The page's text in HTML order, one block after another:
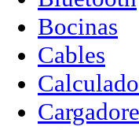
Bocinas
Cables